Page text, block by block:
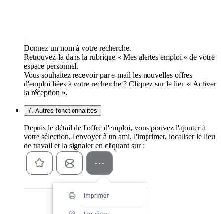
Donnez un nom à votre recherche.
Retrouvez-la dans la rubrique « Mes alertes emploi » de votre
espace personnel.
Vous souhaitez recevoir par e-mail les nouvelles offres
d'emploi liées à votre recherche ? Cliquez sur le lien « Activer
la réception ».
7. Autres fonctionnalités
Depuis le détail de l'offre d'emploi, vous pouvez l'ajouter à
votre sélection, l'envoyer à un ami, l'imprimer, localiser le lieu
de travail et la signaler en cliquant sur :